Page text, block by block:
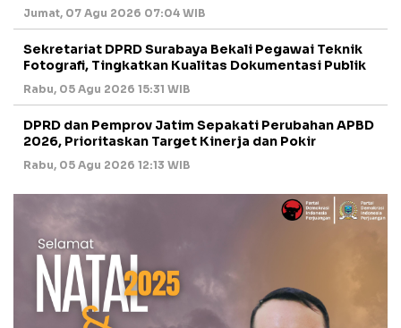
Jumat, 07 Agu 2026 07:04 WIB
Sekretariat DPRD Surabaya Bekali Pegawai Teknik
Fotografi, Tingkatkan Kualitas Dokumentasi Publik
Rabu, 05 Agu 2026 15:31 WIB
DPRD dan Pemprov Jatim Sepakati Perubahan APBD
2026, Prioritaskan Target Kinerja dan Pokir
Rabu, 05 Agu 2026 12:13 WIB